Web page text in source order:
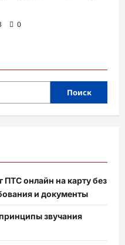
0
Поиск
онлайн на карту без
и документы
звучания